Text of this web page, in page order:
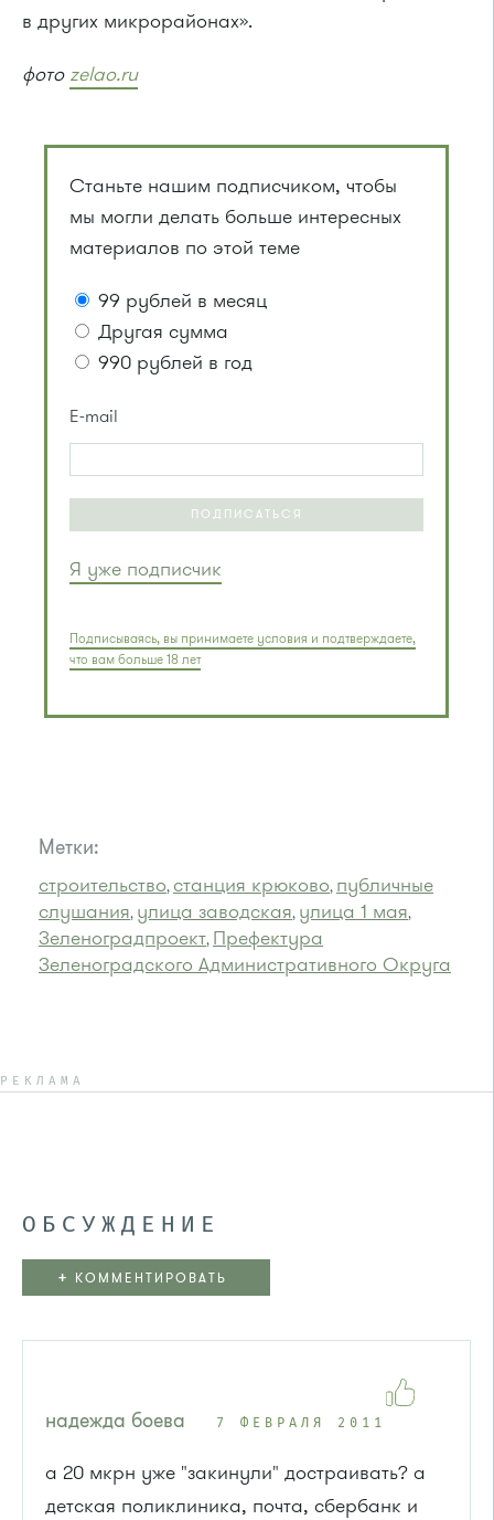
в других микрорайонах».
фотоzelao.ru
Станьте нашим подписчиком, чтобы
мы могли делать больше интересных
материалов по этой теме
99 рублей в месяц
Другая сумма
990 рублей в год
E-mail
ПОДПИСАТЬСЯ
Я уже подписчик
Подписываясь, вы принимаете условия и подтверждаете,
что вам больше 18 лет
Метки:
строительство, станция крюково, публичные
слушания, улица заводская, улица 1 мая,
Зеленоградпроект, Префектура
Зеленоградского Административного Округа
РЕКЛАМА
ОБСУЖДЕНИЕ
+ КОММЕНТИРОВАТЬ
надежда боева 7 ФЕВРАЛЯ 2011
а 20 мкрн уже "закинули" достраивать? а
детская поликлиника, почта, сбербанк и